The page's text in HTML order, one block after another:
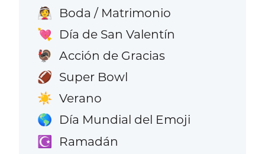
👰 Boda / Matrimonio
💘 Día de San Valentín
🦃 Acción de Gracias
🏈 Super Bowl
☀️ Verano
🌎 Día Mundial del Emoji
☪️ Ramadán